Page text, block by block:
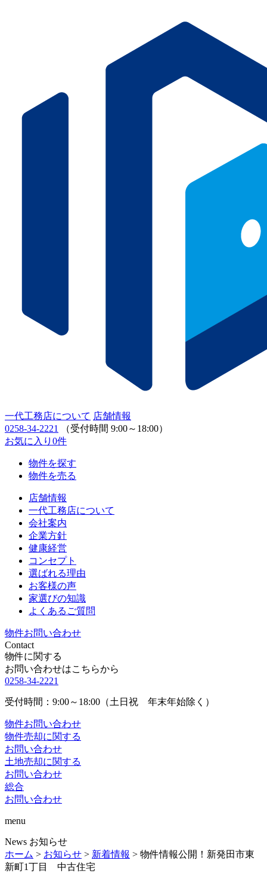
一代工務店について 店舗情報
0258-34-2221
（受付時間 9:00～18:00）
お気に入り 0件
物件を探す
物件を売る
店舗情報
一代工務店について
会社案内
企業方針
健康経営
コンセプト
選ばれる理由
お客様の声
家選びの知識
よくあるご質問
物件お問い合わせ
Contact
物件に関する
お問い合わせはこちらから
0258-34-2221
受付時間：9:00～18:00（土日祝 年末年始除く）
物件お問い合わせ
物件売却に関する
お問い合わせ
土地売却に関する
お問い合わせ
総合
お問い合わせ
menu
News お知らせ
ホーム > お知らせ > 新着情報 > 物件情報公開！新発田市東
新町1丁目 中古住宅